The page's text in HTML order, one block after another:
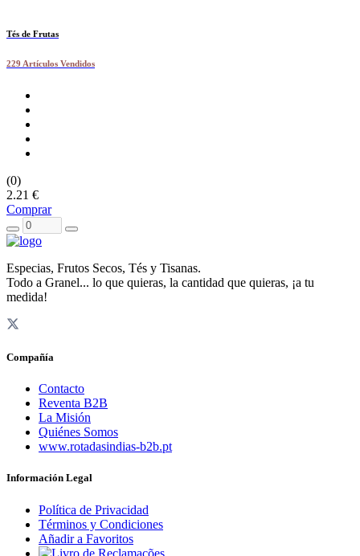
Tés de Frutas
229 Artículos Vendidos
(0)
2.21 €
Comprar
Especias, Frutos Secos, Tés y Tisanas.
Todo a Granel... lo que quieras, la cantidad que quieras, ¡a tu
medida!
Compañía
Contacto
Reventa B2B
La Misión
Quiénes Somos
www.rotadasindias-b2b.pt
Información Legal
Política de Privacidad
Términos y Condiciones
Añadir a Favoritos